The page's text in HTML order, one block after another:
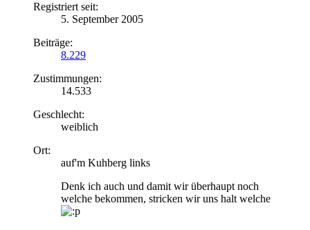
Registriert seit:
5. September 2005
Beiträge:
8.229
Zustimmungen:
14.533
Geschlecht:
weiblich
Ort:
auf'm Kuhberg links
Denk ich auch und damit wir überhaupt noch
welche bekommen, stricken wir uns halt welche